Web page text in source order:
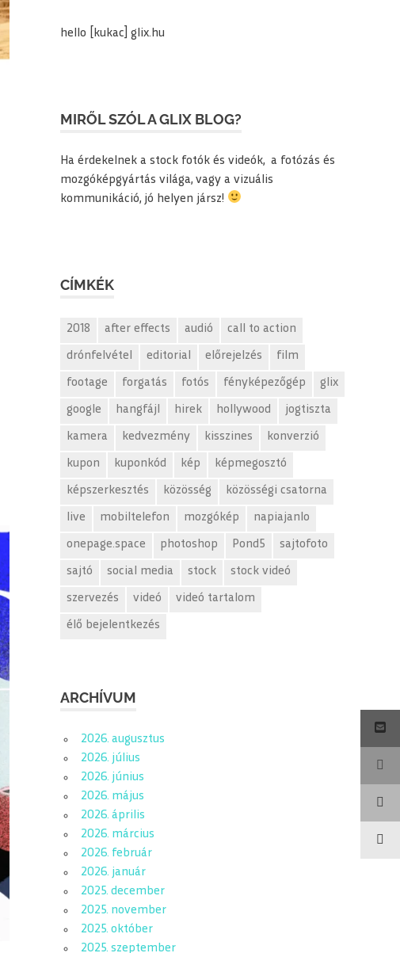
hello [kukac] glix.hu
MIRŐL SZÓL A GLIX BLOG?
Ha érdekelnek a stock fotók és videók, a fotózás és
mozgóképgyártás világa, vagy a vizuális
kommunikáció, jó helyen jársz!
CÍMKÉK
2018 after effects audió call to action
drónfelvétel editorial előrejelzés film
footage forgatás fotós fényképezőgép glix
google hangfájl hirek hollywood jogtiszta
kamera kedvezmény kisszines konverzió
kupon kuponkód kép képmegosztó
képszerkesztés közösség közösségi csatorna
live mobiltelefon mozgókép napiajanlo
onepage.space photoshop Pond5 sajtofoto
sajtó social media stock stock videó
szervezés videó videó tartalom
élő bejelentkezés
ARCHÍVUM
2026. augusztus
2026. július
2026. június
2026. május
2026. április
2026. március
2026. február
2026. január
2025. december
2025. november
2025. október
2025. szeptember